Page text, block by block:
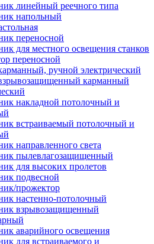
линейный реечного типа
напольный
переносной
для местного освещения станков
переносной
ручной электрический
карманный
накладной потолочный и
встраиваемый потолочный и
направленного света
пылевлагозащищенный
для высоких пролетов
подвесной
прожектор
настенно-потолочный
взрывозащищенный
аварийного освещения
для встраиваемого и